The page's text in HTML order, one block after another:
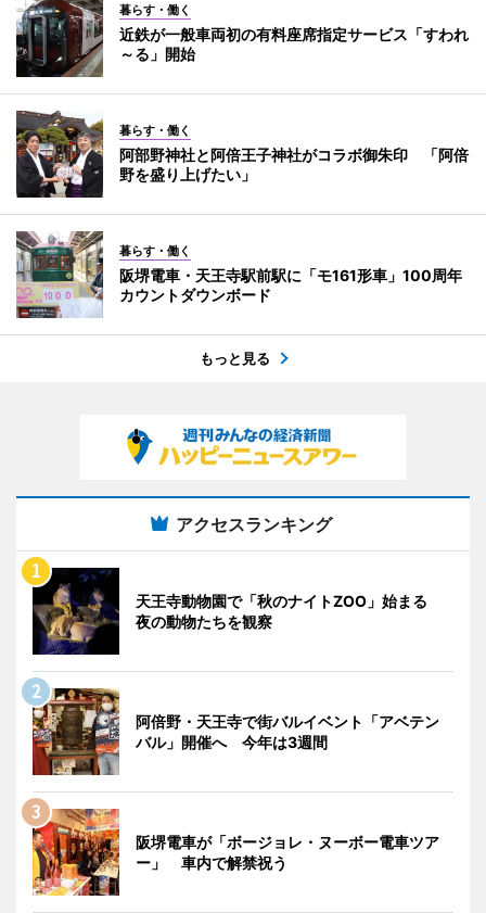
暮らす・働く
近鉄が一般車両初の有料座席指定サービス「すわれ
～る」開始
暮らす・働く
阿部野神社と阿倍王子神社がコラボ御朱印 「阿倍
野を盛り上げたい」
暮らす・働く
阪堺電車・天王寺駅前駅に「モ161形車」100周年
カウントダウンボード
もっと見る
アクセスランキング
天王寺動物園で「秋のナイトZOO」始まる
夜の動物たちを観察
阿倍野・天王寺で街バルイベント「アベテン
バル」開催へ 今年は3週間
阪堺電車が「ボージョレ・ヌーボー電車ツア
ー」 車内で解禁祝う